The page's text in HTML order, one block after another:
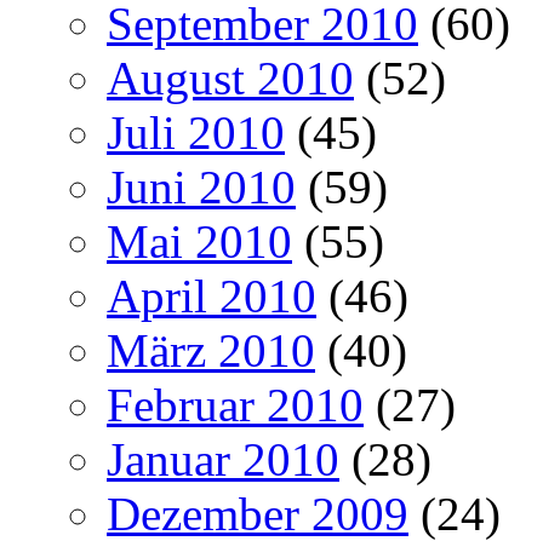
September 2010 (60)
August 2010 (52)
Juli 2010 (45)
Juni 2010 (59)
Mai 2010 (55)
April 2010 (46)
März 2010 (40)
Februar 2010 (27)
Januar 2010 (28)
Dezember 2009 (24)